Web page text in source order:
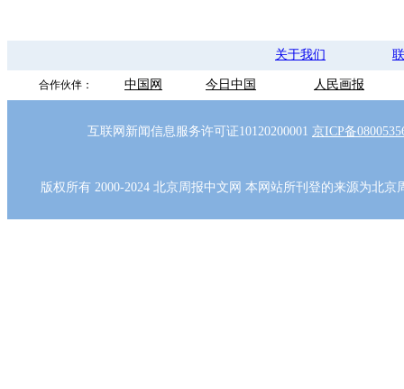
关于我们
合作伙伴： 中国网 今日中国 人民画报
互联网新闻信息服务许可证10120200001 京ICP备
版权所有 2000-2024 北京周报中文网 本网站所刊登的来源为北